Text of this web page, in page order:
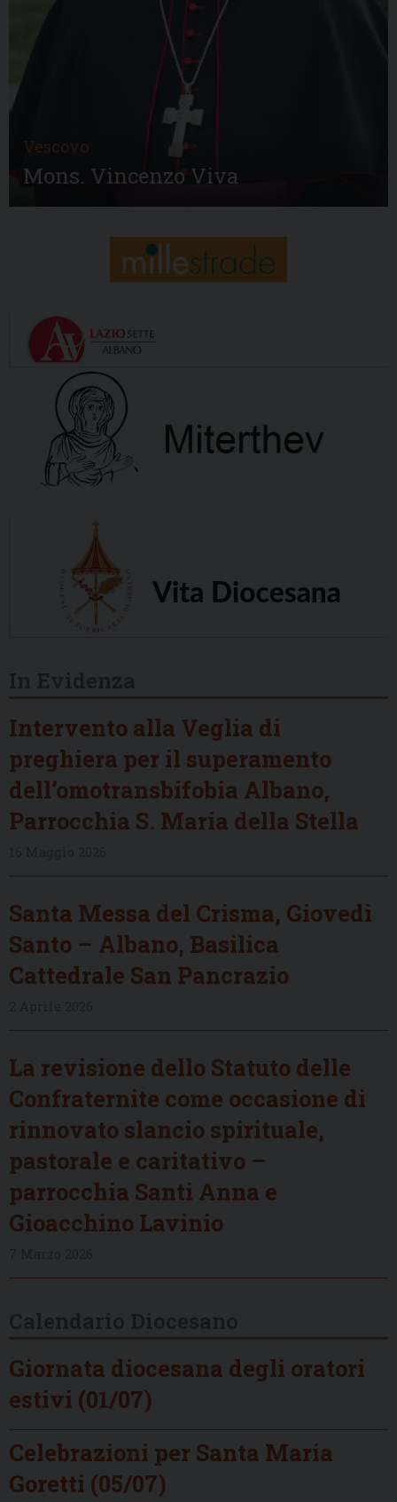
Vescovo
Mons. Vincenzo Viva
Intervento alla Veglia di
preghiera per il superamento
dell’omotransbifobia Albano,
Parrocchia S. Maria della Stella
Santa Messa del Crisma, Giovedì
Santo – Albano, Basilica
Cattedrale San Pancrazio
La revisione dello Statuto delle
Confraternite come occasione di
rinnovato slancio spirituale,
pastorale e caritativo –
parrocchia Santi Anna e
Gioacchino Lavinio
Giornata diocesana degli oratori
estivi (01/07)
Celebrazioni per Santa Maria
Goretti (05/07)